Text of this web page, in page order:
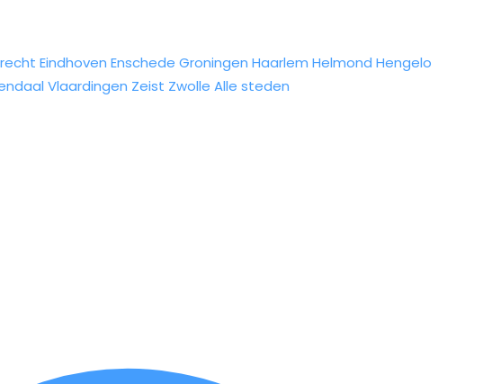
Eindhoven Enschede Groningen Haarlem Helmond Hengelo
Vlaardingen Zeist Zwolle Alle steden